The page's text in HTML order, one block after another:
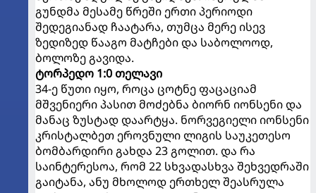
გუნდმა მესამე წრეში ერთი პერიოდი
შედეგიანად ჩაატარა, თუმცა მერე ისევ
ზედიზედ წააგო მატჩები და საბოლოოდ,
ბოლოზე გავიდა.
ტორპედო 1:0 თელავი
34-ე წუთი იყო, როცა ცოტნე ფაცაციამ
მშვენიერი პასით მოძებნა ბიორნ იონსენი და
მანაც ზუსტად დაარტყა. ნორვეგიელი იონსენი
კრისტალბეთ ეროვნული ლიგის საუკეთესო
ბომბარდირი გახდა 23 გოლით. და რა
საინტერესოა, რომ 22 სხვადასხვა შეხვედრაში
გაიტანა, ანუ მხოლოდ ერთხელ შეასრულა